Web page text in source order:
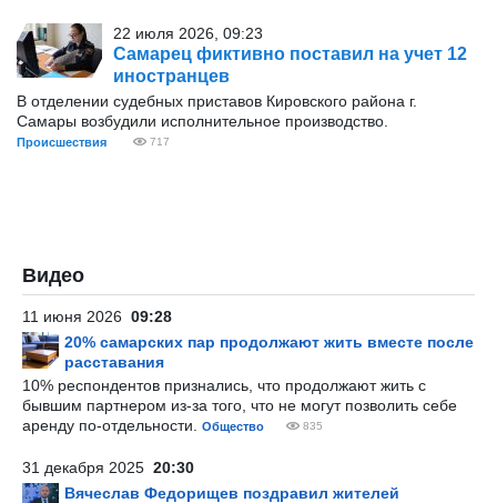
22 июля 2026, 09:23
Самарец фиктивно поставил на учет 12
иностранцев
В отделении судебных приставов Кировского района г.
Самары возбудили исполнительное производство.
Происшествия 717
Видео
11 июня 2026 09:28
20% самарских пар продолжают жить вместе после
расставания
10% респондентов признались, что продолжают жить с
бывшим партнером из-за того, что не могут позволить себе
аренду по-отдельности.
Общество 835
31 декабря 2025 20:30
Вячеслав Федорищев поздравил жителей